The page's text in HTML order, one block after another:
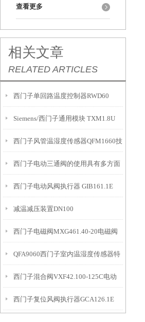
查看更多
相关文章
RELATED ARTICLES
西门子单回路温度控制器RWD60
Siemens/西门子通用模块 TXM1.8U
西门子风管温湿度传感器QFM1660技
术资料
西门子电动三通阀的使用具有多方面
的重要意义
西门子电动风阀执行器 GIB161.1E
减温减压装置DN100
西门子电磁阀MXG461.40-20电磁阀
QFA9060西门子室内温湿度传感器特
点
西门子混合阀VXF42.100-125C电动
调节阀
西门子复位风阀执行器GCA126.1E